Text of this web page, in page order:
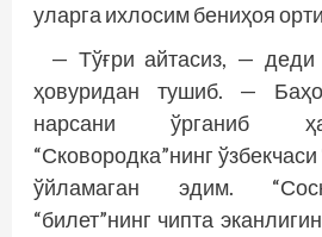
уларга ихлосим бениҳоя
— Тўғри айтасиз, —
ҳовуридан тушиб. —
нарсани ўрганиб
“Сковородка”нинг
ўйламаган эдим.
“билет”нинг чипта